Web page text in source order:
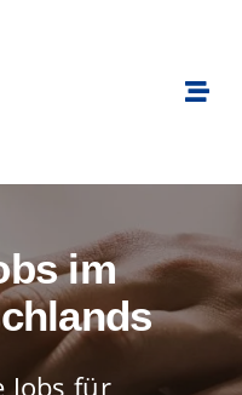
im
Jobs für